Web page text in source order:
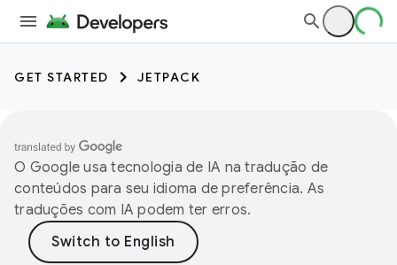
GET STARTED JETPACK
O Google usa tecnologia de IA na tradução de
conteúdos para seu idioma de preferência. As
traduções com IA podem ter erros.